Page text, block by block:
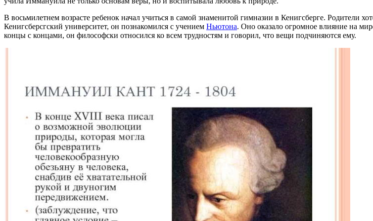
В восьмилетнем возрасте ребенок начал учиться в самой знаменитой гимназии в Кенигсберге.
Кенигсберсгский университет, он познакомился с учением Ньютона. Оно оказало огромное влияние на
концы с концами, он философски относился ко всем трудностям и говорил, что вещи подчиняются ему.